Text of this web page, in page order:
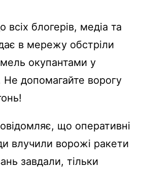
всіх блогерів, медіа та
в мережу обстріли
окупантами у
Не допомагайте ворогу
що оперативні
влучили ворожі ракети
завдали, тільки